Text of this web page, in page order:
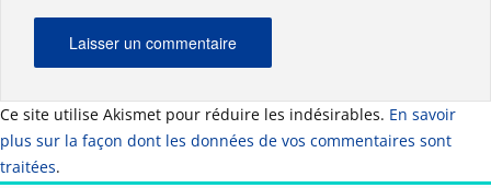
Ce site utilise Akismet pour réduire les indésirables. En savoir
plus sur la façon dont les données de vos commentaires sont
traitées.